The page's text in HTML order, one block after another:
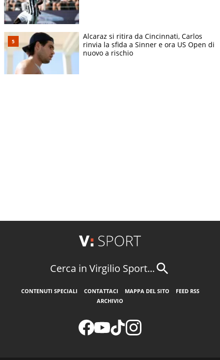
Alcaraz si ritira da Cincinnati, Carlos
rinvia la sfida a Sinner e ora US Open di
nuovo a rischio
Cerca in Virgilio Sport...
CONTENUTI SPECIALI CONTATTACI MAPPA DEL SITO
FEED RSS
ARCHIVIO